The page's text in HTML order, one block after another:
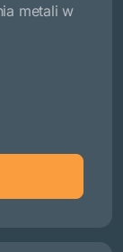
metali w